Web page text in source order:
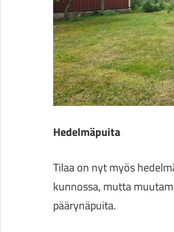
Hedelmäpuita
Tilaa on nyt myös
kunnossa, mutta
päärynäpuita.